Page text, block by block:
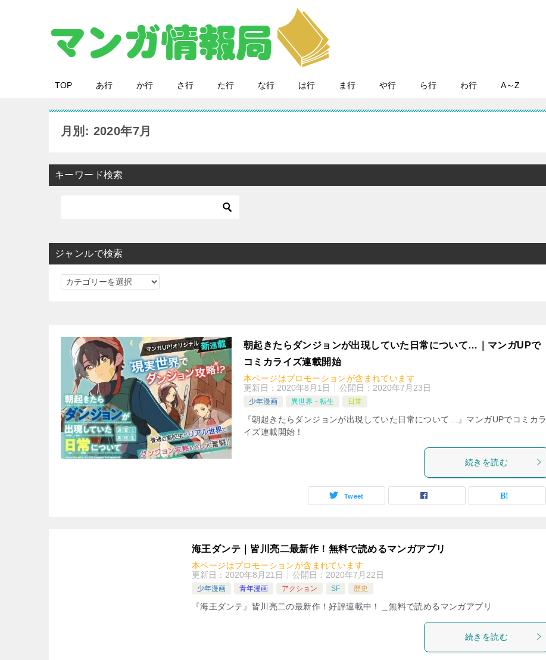
TOP あ行 か行 さ行 た行 な行 は行 ま行 や行 ら行 わ行 A～Z
月別: 2020年7月
キーワード検索
ジャンルで検索
ジ
で
朝起きたらダンジョンが出現していた日常について…｜マンガUPで
コミカライズ連載開始
本ページはプロモーションが含まれています
更新日： 2020年8月1日 公開日： 2020年7月23日
少年漫画 異世界・転生 日常
『朝起きたらダンジョンが出現していた日常について…』マンガUPでコミカラ
イズ連載開始！
続きを読む
Tweet
海王ダンテ｜皆川亮二最新作！無料で読めるマンガアプリ
本ページはプロモーションが含まれています
更新日： 2020年8月21日 公開日： 2020年7月22日
少年漫画 青年漫画 アクション SF 歴史
『海王ダンテ』皆川亮二の最新作！好評連載中！＿無料で読めるマンガアプリ
続きを読む